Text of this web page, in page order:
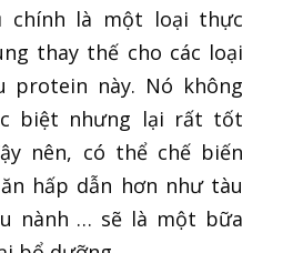
chính là một loại thực
thay thế cho các loại
protein này. Nó không
biệt nhưng lại rất tốt
nên, có thể chế biến
hấp dẫn hơn như tàu
nành … sẽ là một bữa